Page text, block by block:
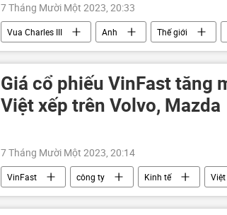
7 Tháng Mười Một 2023, 20:33
Vua Charles III Anh Thế giới
Giá cổ phiếu VinFast tăng
Việt xếp trên Volvo, Mazda
7 Tháng Mười Một 2023, 20:14
VinFast công ty Kinh tế
Kinh doanh
Ấn Độ